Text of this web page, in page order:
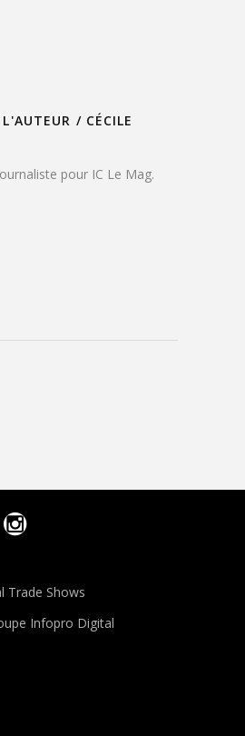
L'AUTEUR / CÉCILE
pour IC Le Mag.
Shows
Infopro Digital